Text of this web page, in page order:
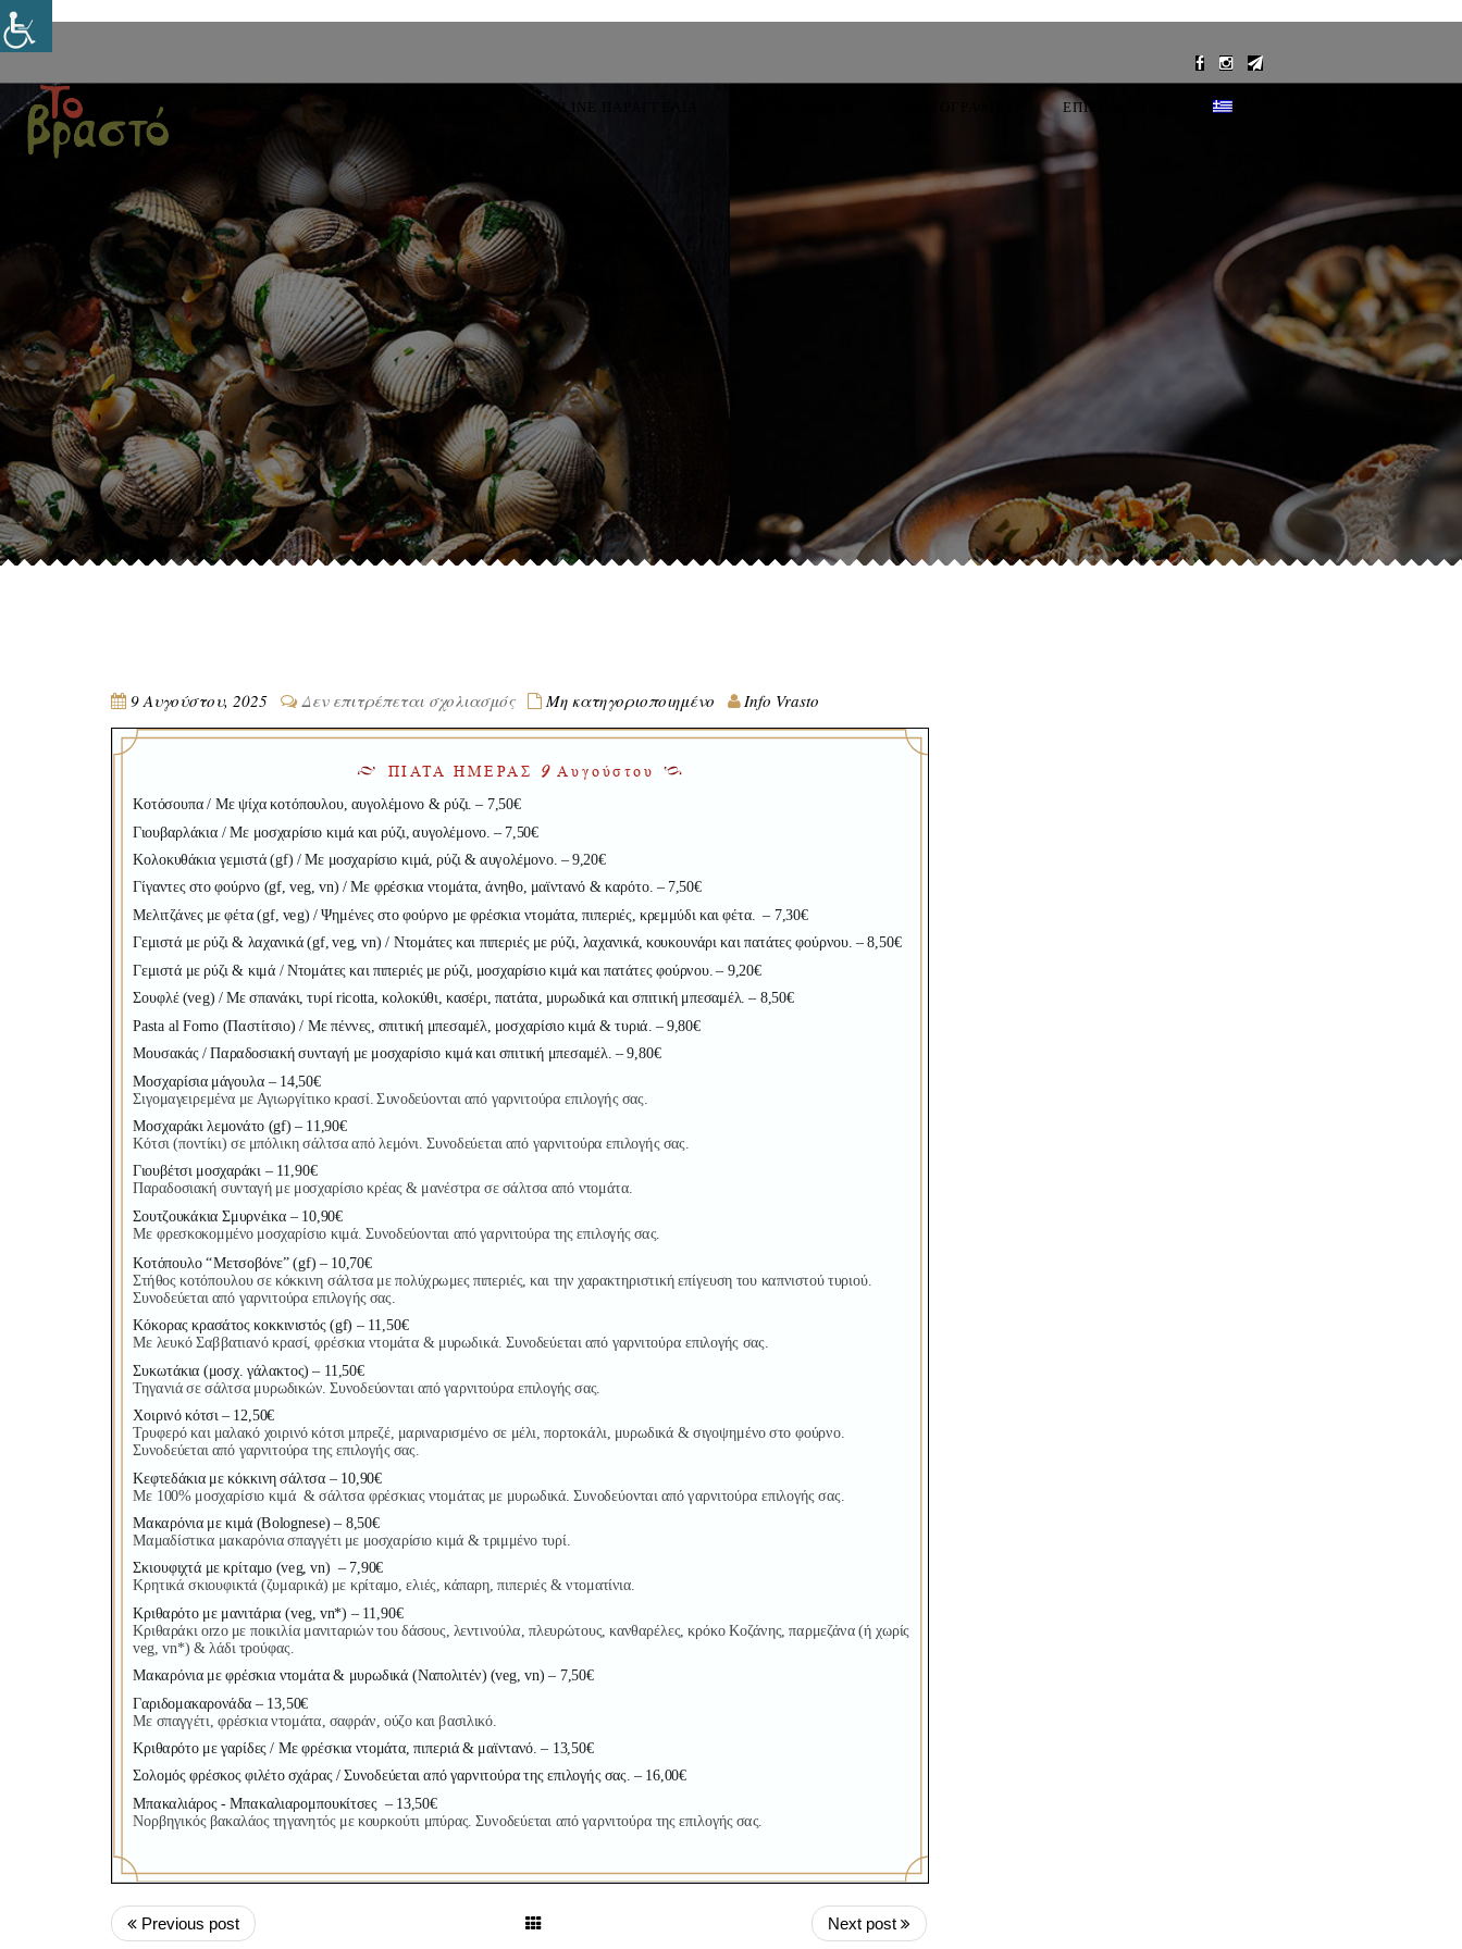
ONLINE ΠΑΡΑΓΓΕΛΙΑ ΕΠΙΚΟΙΝΩΝΊΑ
9 Αυγούστου, 2025 Δεν επιτρέπεται σχολιασμόςστο Μη κατηγοριοποιημένο Info Vrasto
Previous post Next post